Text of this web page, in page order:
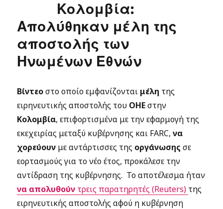
Κολομβία:
Απολύθηκαν μέλη της
αποστολής των
Ηνωμένων Εθνών
Βίντεοστο οποίο εμφανίζονται μέλη της
ειρηνευτικής αποστολής του ΟΗΕστην
Κολομβία, επιφορτισμένα με την εφαρμογή της
εκεχειρίας μεταξύ κυβέρνησης και FARC,να
χορεύουν με αντάρτισσες της οργάνωσης σε
εορτασμούς για το νέο έτος, προκάλεσε την
αντίδραση της κυβέρνησης. Το αποτέλεσμα ήταν
να απολυθούν τρεις παρατηρητές (Reuters) της
ειρηνευτικής αποστολής αφού η κυβέρνηση